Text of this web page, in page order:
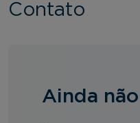
Contato
Ainda